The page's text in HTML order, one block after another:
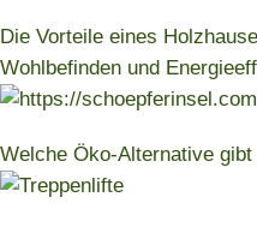
Die Vorteile eines
Wohlbefinden und
Welche Öko-Alternative